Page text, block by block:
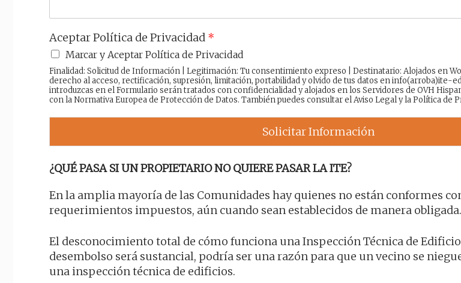
Aceptar Política de Privacidad *
Marcar y Aceptar Política de Privacidad
Finalidad: Solicitud de Información | Legitimación: Tu consentimiento expreso | Destinatario: Alojados en
derecho al acceso, rectificación, supresión, limitación, portabilidad y olvido de tus datos en info(arroba)ite-
introduzcas en el Formulario serán tratados con confidencialidad y alojados en los Servidores de OVH
con la Normativa Europea de Protección de Datos. También puedes consultar elAviso Legaly laPolítica de
Solicitar Información
¿QUÉ PASA SI UN PROPIETARIO NO QUIERE PASAR LA ITE?
En la amplia mayoría de las Comunidades hay quienes no están conformes
requerimientos impuestos, aún cuando sean establecidos de manera obligada.
El desconocimiento total de cómo funciona una Inspección Técnica de
desembolso será sustancial, podría ser una razón para que un vecino se
una inspección técnica de edificios.